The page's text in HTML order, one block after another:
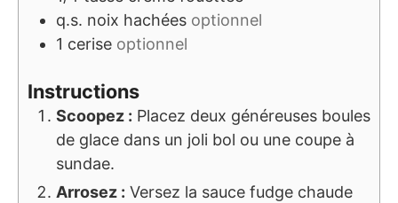
q.s. noix hachées optionnel
1 cerise optionnel
Instructions
Scoopez : Placez deux généreuses boules
de glace dans un joli bol ou une coupe à
sundae.
Arrosez : Versez la sauce fudge chaude